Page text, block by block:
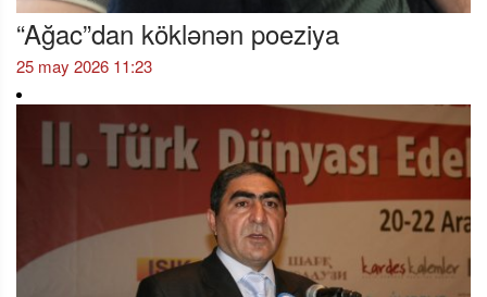
“Ağac”dan köklənən poeziya
25 may 2026 11:23